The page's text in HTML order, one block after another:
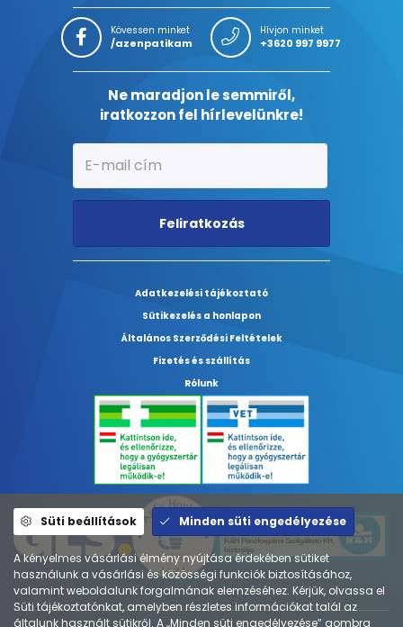
Kövessen minket
/azenpatikam
Hívjon minket
+3620 997 9977
Ne maradjon le semmiről,
iratkozzon fel hírlevelünkre!
Feliratkozás
Adatkezelési tájékoztató
Sütikezelés a honlapon
Általános Szerződési Feltételek
Fizetés és szállítás
Rólunk
Süti beállítások Minden süti engedélyezése
A kényelmes vásárlási élmény nyújtása érdekében sütiket
használunk a vásárlási és közösségi funkciók biztosításához,
valamint weboldalunk forgalmának elemzéséhez. Kérjük, olvassa el
Süti tájékoztatónkat, amelyben részletes információkat talál az
általunk használt sütikről. A „Minden süti engedélyezése” gombra